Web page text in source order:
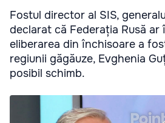
Fostul director al SIS,
declarat că Federația Rusă
eliberarea din închisoare a
regiunii găgăuze, Evghenia
posibil schimb.